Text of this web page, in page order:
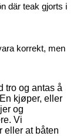
där teak gjorts i
korrekt, men
tro og antas å
kjøper, eller
og
Vi
eller at båten